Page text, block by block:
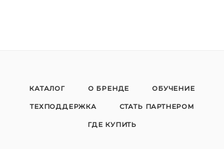
КАТАЛОГ О БРЕНДЕ ОБУЧЕНИЕ
ТЕХПОДДЕРЖКА СТАТЬ ПАРТНЕРОМ
ГДЕ КУПИТЬ